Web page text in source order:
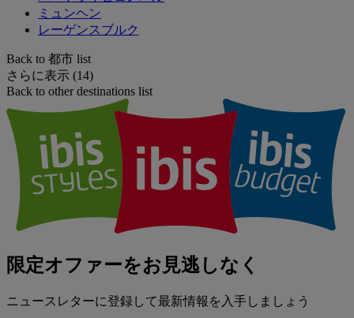
ミュンヘン
レーゲンスブルク
Back to 都市 list
さらに表示 (14)
Back to other destinations list
限定オファーをお見逃しなく
ニュースレターに登録して最新情報を入手しましょう